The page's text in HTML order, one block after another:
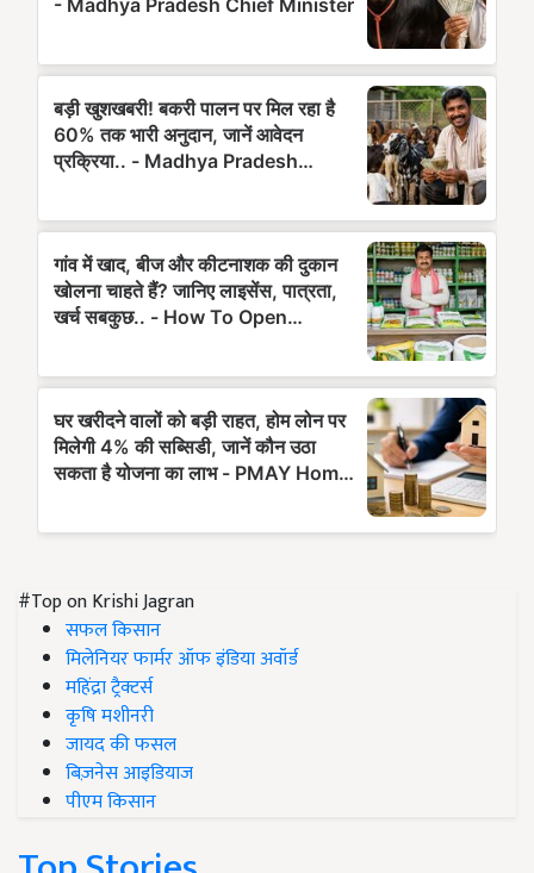
#Top on Krishi Jagran
सफल किसान
मिलेनियर फार्मर ऑफ इंडिया अवॉर्ड
महिंद्रा ट्रैक्टर्स
कृषि मशीनरी
जायद की फसल
बिज़नेस आइडियाज
पीएम किसान